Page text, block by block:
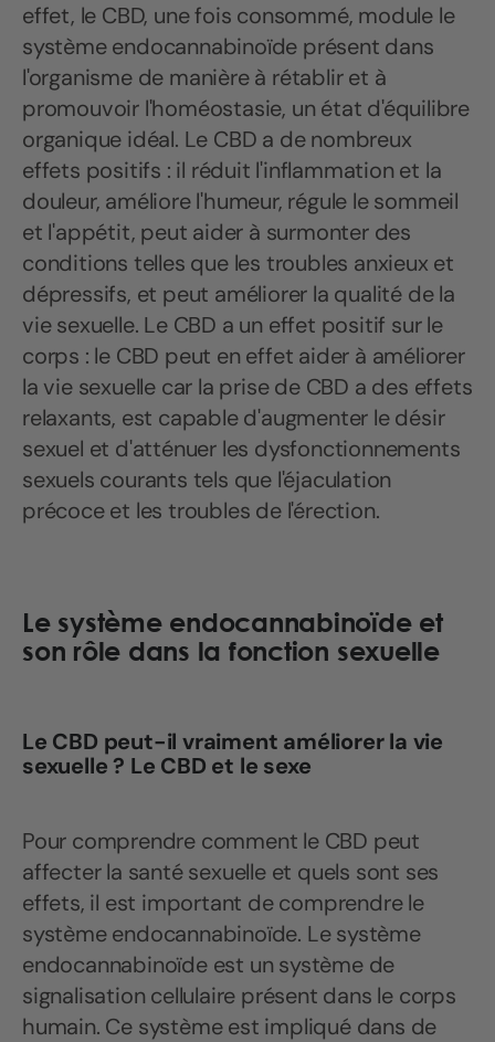
effet, le CBD, une fois consommé, module le
système endocannabinoïde présent dans
l'organisme de manière à rétablir et à
promouvoir l'homéostasie, un état d'équilibre
organique idéal. Le CBD a de nombreux
effets positifs : il réduit l'inflammation et la
douleur, améliore l'humeur, régule le sommeil
et l'appétit, peut aider à surmonter des
conditions telles que les troubles anxieux et
dépressifs, et peut améliorer la qualité de la
vie sexuelle. Le CBD a un effet positif sur le
corps : le CBD peut en effet aider à améliorer
la vie sexuelle car la prise de CBD a des effets
relaxants, est capable d'augmenter le désir
sexuel et d'atténuer les dysfonctionnements
sexuels courants tels que l'éjaculation
précoce et les troubles de l'érection.
Le système endocannabinoïde et
son rôle dans la fonction sexuelle
Le CBD peut-il vraiment améliorer la vie
sexuelle ? Le CBD et le sexe
Pour comprendre comment le CBD peut
affecter la santé sexuelle et quels sont ses
effets, il est important de comprendre le
système endocannabinoïde. Le système
endocannabinoïde est un système de
signalisation cellulaire présent dans le corps
humain. Ce système est impliqué dans de